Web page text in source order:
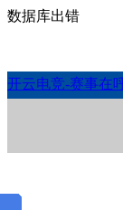
数据库出错
开云电竞-赛事在